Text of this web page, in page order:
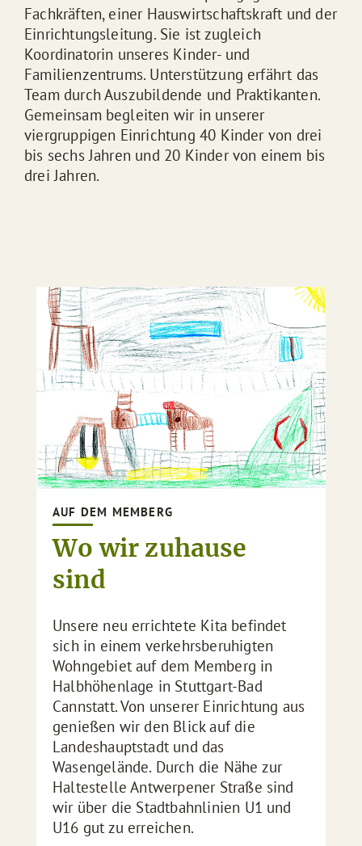
Fachkräften, einer Hauswirtschaftskraft und der
Einrichtungsleitung. Sie ist zugleich
Koordinatorin unseres Kinder- und
Familienzentrums. Unterstützung erfährt das
Team durch Auszubildende und Praktikanten.
Gemeinsam begleiten wir in unserer
viergruppigen Einrichtung 40 Kinder von drei
bis sechs Jahren und 20 Kinder von einem bis
drei Jahren.
AUF DEM MEMBERG
Wo wir zuhause
sind
Unsere neu errichtete Kita befindet
sich in einem verkehrsberuhigten
Wohngebiet auf dem Memberg in
Halbhöhenlage in Stuttgart-Bad
Cannstatt. Von unserer Einrichtung aus
genießen wir den Blick auf die
Landeshauptstadt und das
Wasengelände. Durch die Nähe zur
Haltestelle Antwerpener Straße sind
wir über die Stadtbahnlinien U1 und
U16 gut zu erreichen.